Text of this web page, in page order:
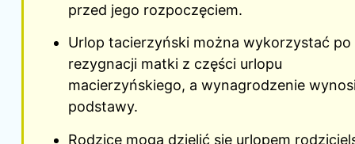
przed jego rozpoczęciem.
Urlop tacierzyński można wykorzystać po
rezygnacji matki z części urlopu
macierzyńskiego, a wynagrodzenie
podstawy.
Rodzice mogą dzielić się urlopem